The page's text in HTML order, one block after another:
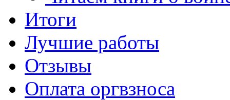
Итоги
Лучшие работы
Отзывы
Оплата оргвзноса